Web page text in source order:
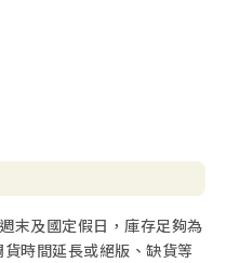
末及國定假日，庫存足夠為
時間延長或絕版、缺貨等